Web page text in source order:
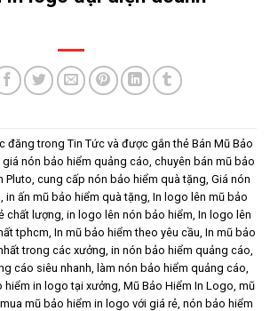
đăng trong Tin Tức và được gắn thẻ Bán Mũ Bảo
nón bảo hiểm quảng cáo chuyên bán mũ bảo
Pluto cung cấp nón bảo hiểm quà tặng Giá nón
in ấn mũ bảo hiểm quà tặng In logo lên mũ bảo
chất lượng in logo lên nón bảo hiểm In logo lên
tphcm In mũ bảo hiểm theo yêu cầu In mũ bảo
trong các xưởng in nón bảo hiểm quảng cáo
cáo siêu nhanh làm nón bảo hiểm quảng cáo
hiểm in logo tại xưởng Mũ Bảo Hiểm In Logo mũ
mua mũ bảo hiểm in logo với giá rẻ nón bảo hiểm